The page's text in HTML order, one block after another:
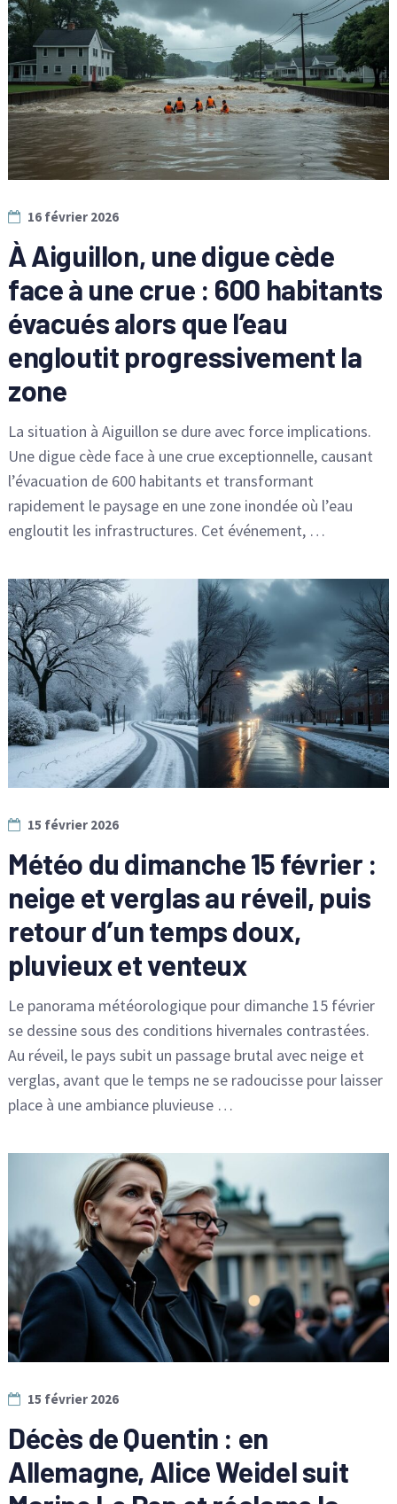
16 février 2026
À Aiguillon, une digue cède
face à une crue : 600 habitants
évacués alors que l’eau
engloutit progressivement la
zone
La situation à Aiguillon se dure avec force implications.
Une digue cède face à une crue exceptionnelle, causant
l’évacuation de 600 habitants et transformant
rapidement le paysage en une zone inondée où l’eau
engloutit les infrastructures. Cet événement, …
15 février 2026
Météo du dimanche 15 février :
neige et verglas au réveil, puis
retour d’un temps doux,
pluvieux et venteux
Le panorama météorologique pour dimanche 15 février
se dessine sous des conditions hivernales contrastées.
Au réveil, le pays subit un passage brutal avec neige et
verglas, avant que le temps ne se radoucisse pour laisser
place à une ambiance pluvieuse …
15 février 2026
Décès de Quentin : en
Allemagne, Alice Weidel suit